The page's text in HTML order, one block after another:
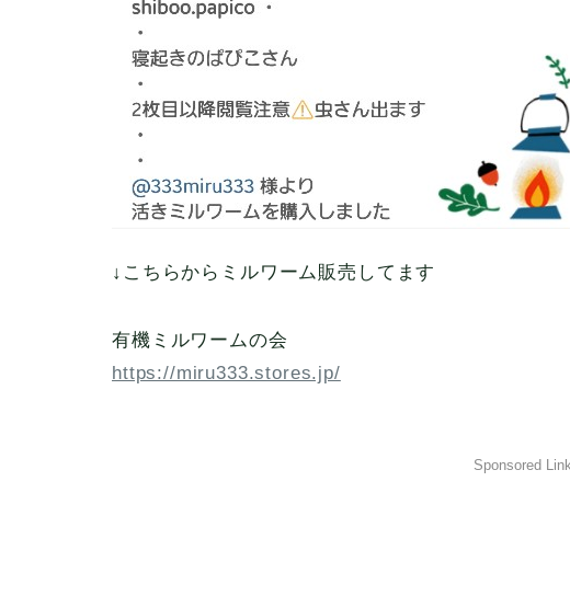
↓こちらからミルワーム販売してます
有機ミルワームの会
https://miru333.stores.jp/
Sponsored Link